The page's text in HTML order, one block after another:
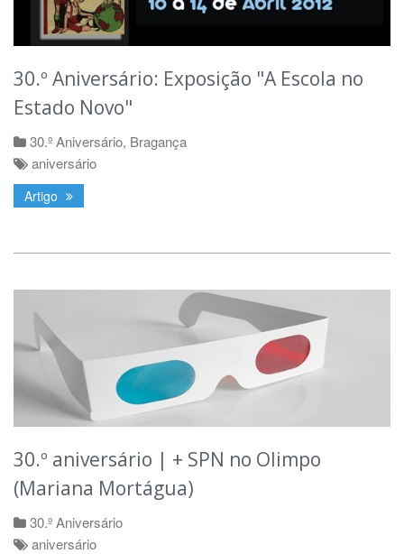
30.º Aniversário: Exposição "A Escola no
Estado Novo"
30.º Aniversário, Bragança
aniversário
Artigo
30.º aniversário | + SPN no Olimpo
(Mariana Mortágua)
30.º Aniversário
aniversário